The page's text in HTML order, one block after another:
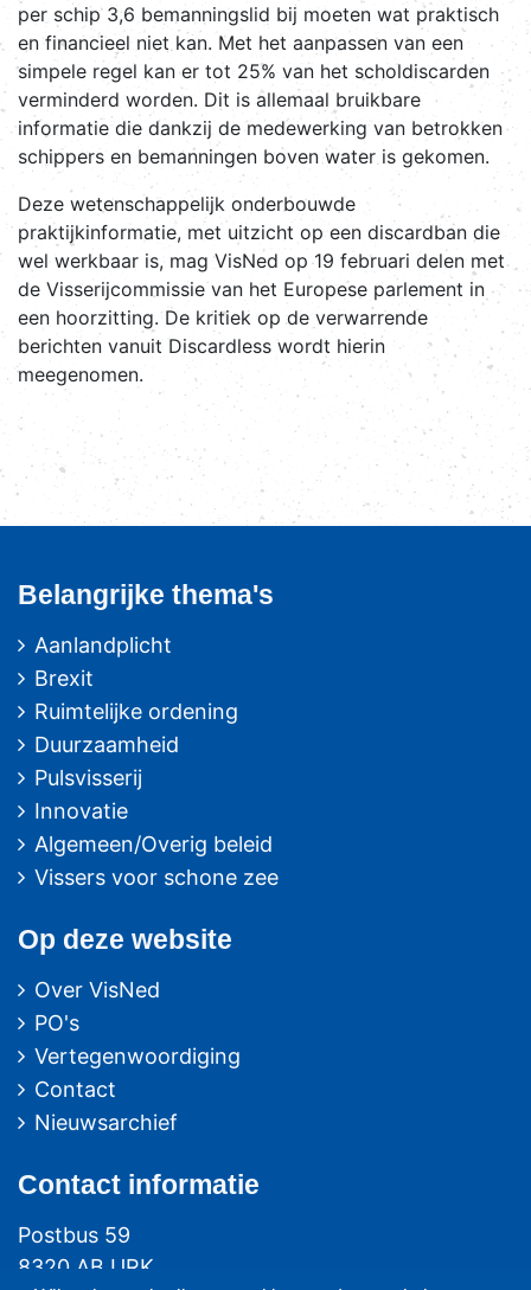
per schip 3,6 bemanningslid bij moeten wat praktisch
en financieel niet kan. Met het aanpassen van een
simpele regel kan er tot 25% van het scholdiscarden
verminderd worden. Dit is allemaal bruikbare
informatie die dankzij de medewerking van betrokken
schippers en bemanningen boven water is gekomen.
Deze wetenschappelijk onderbouwde
praktijkinformatie, met uitzicht op een discardban die
wel werkbaar is, mag VisNed op 19 februari delen met
de Visserijcommissie van het Europese parlement in
een hoorzitting. De kritiek op de verwarrende
berichten vanuit Discardless wordt hierin
meegenomen.
Belangrijke thema's
Aanlandplicht
Brexit
Ruimtelijke ordening
Duurzaamheid
Pulsvisserij
Innovatie
Algemeen/Overig beleid
Vissers voor schone zee
Op deze website
Over VisNed
PO's
Vertegenwoordiging
Contact
Nieuwsarchief
Contact informatie
Postbus 59
8320 AB URK